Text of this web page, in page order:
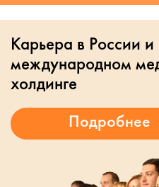
Карьера в России
международном
холдинге